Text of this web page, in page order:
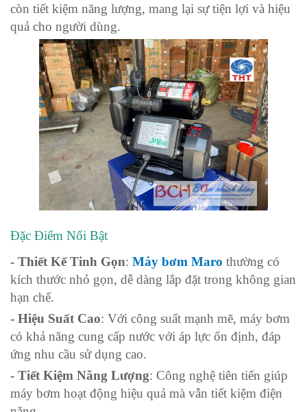
còn tiết kiệm năng lượng, mang lại sự tiện lợi và hiệu
quả cho người dùng.
Đặc Điểm Nổi Bật
- Thiết Kế Tinh Gọn: Máy bơm Maro thường có
kích thước nhỏ gọn, dễ dàng lắp đặt trong không gian
hạn chế.
- Hiệu Suất Cao: Với công suất mạnh mẽ, máy bơm
có khả năng cung cấp nước với áp lực ổn định, đáp
ứng nhu cầu sử dụng cao.
- Tiết Kiệm Năng Lượng: Công nghệ tiên tiến giúp
máy bơm hoạt động hiệu quả mà vẫn tiết kiệm điện